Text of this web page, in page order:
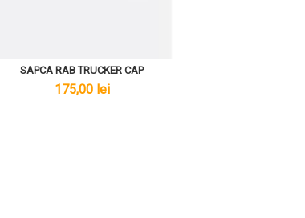
SAPCA RAB TRUCKER CAP
lei
175,00 lei